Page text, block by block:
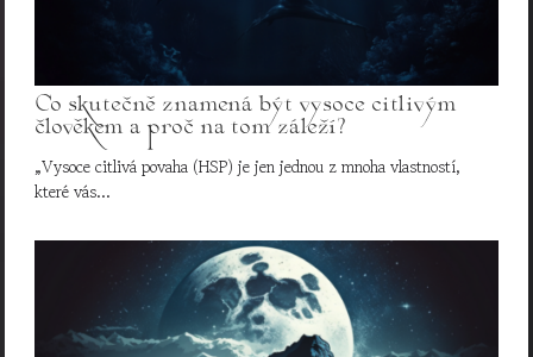
Co skutečně znamená být vysoce citlivým
člověkem a proč na tom záleží?
„Vysoce citlivá povaha (HSP) je jen jednou z mnoha vlastností,
které vás…